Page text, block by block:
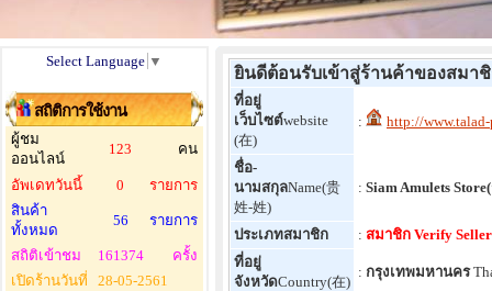
Select Language ▼
สถิติการใช้งาน
ผู้ชม
ออนไลน์
123 คน
อัพเดทวันนี้ 0
รายการ
สินค้า
ทั้งหมด
56 รายการ
สถิติเข้าชม 161374
ครั้ง
เปิดร้านวันที่
28-05-2561
ยินดีต้อนรับเข้าสู่ร้านค้าของสมา
ที่อยู่
เว็บไซต์website
(在)
: http://
ชื่อ-
นามสกุลName(贵
姓-姓)
: Siam Amulets
ประเภทสมาชิก : สมาชิก Verify Seller
ที่อยู่
จังหวัดCountry(在)
: กรุงเทพมหานคร